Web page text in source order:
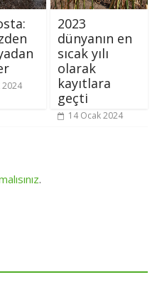
2024
2023
dünyanın en
sıcak yılı
olarak
kayıtlara
geçti
14 Ocak 2024
.